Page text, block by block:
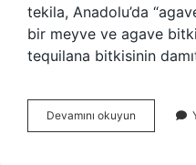
tekila, Anadolu’da
bir meyve ve agave
tequilana bitkisinin
Devamını okuyun
Hangi